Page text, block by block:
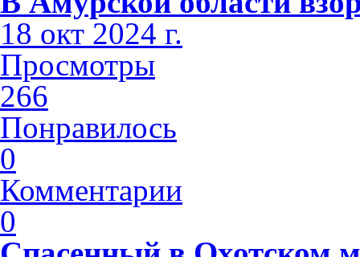
18 окт 2024 г.
Просмотры
266
Понравилось
0
Комментарии
0